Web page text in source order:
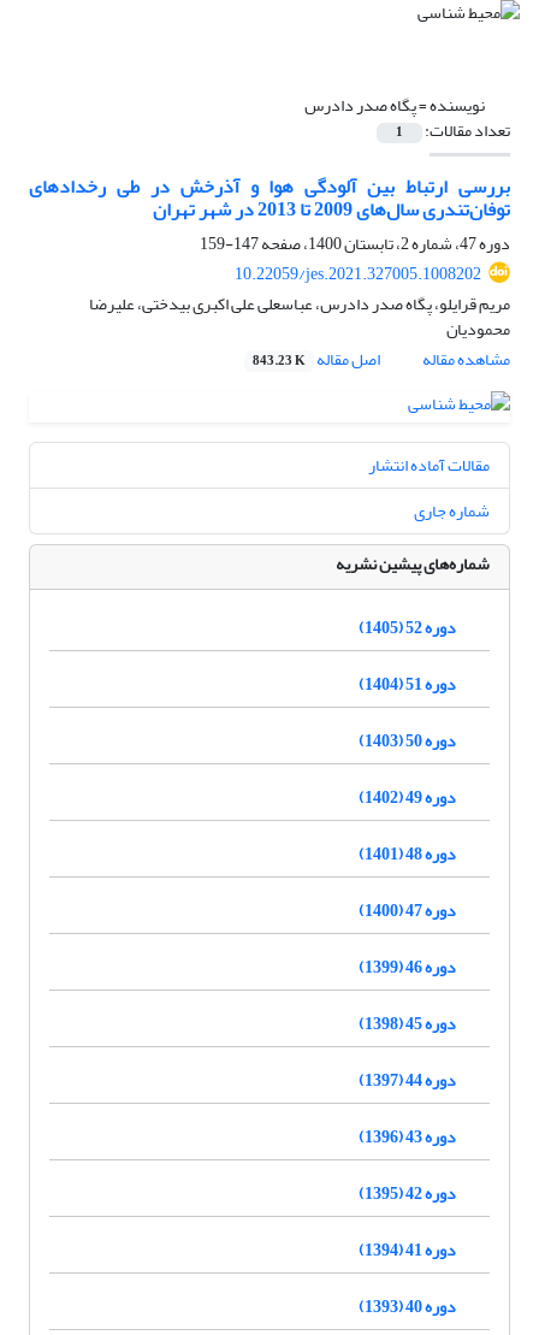
نویسنده =پگاه صدر دادرس
تعداد مقالات: 1
بررسی ارتباط بین آلودگی هوا و آذرخش در طی رخدادهای
توفان‌تندری سال‌های 2009 تا 2013 در شهر تهران
دوره 47، شماره 2، تابستان 1400، صفحه
147-159
10.22059/jes.2021.327005.1008202
مریم قرایلو، پگاه صدر دادرس، عباسعلی علی اکبری بیدختی، علیرضا
محمودیان
مشاهده مقاله
اصل مقاله 843.23 K
مقالات آماده انتشار
شماره جاری
شماره‌های پیشین نشریه
دوره 52 (1405)
دوره 51 (1404)
دوره 50 (1403)
دوره 49 (1402)
دوره 48 (1401)
دوره 47 (1400)
دوره 46 (1399)
دوره 45 (1398)
دوره 44 (1397)
دوره 43 (1396)
دوره 42 (1395)
دوره 41 (1394)
دوره 40 (1393)